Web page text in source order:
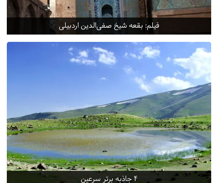
فیلم: بقعه شیخ صفی‌الدین اردبیلی
4 جاذبه برتر سرعین